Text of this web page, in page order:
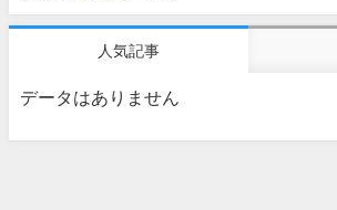
人気記事
データはありません